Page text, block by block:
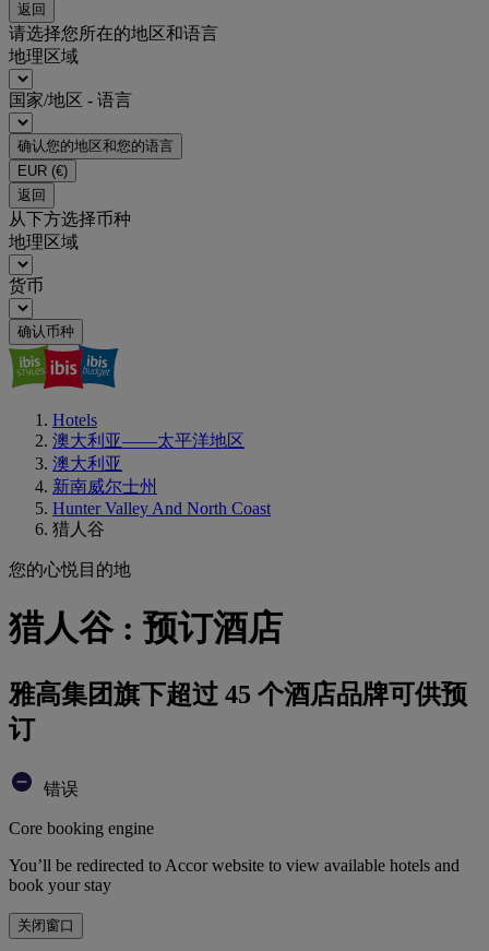
返回
请选择您所在的地区和语言
地理区域
国家/地区 - 语言
确认您的地区和您的语言
EUR (€)
返回
从下方选择币种
地理区域
货币
确认币种
Hotels
澳大利亚——太平洋地区
澳大利亚
新南威尔士州
Hunter Valley And North Coast
猎人谷
您的心悦目的地
猎人谷 : 预订酒店
雅高集团旗下超过 45 个酒店品牌可供预
订
错误
Core booking engine
You’ll be redirected to Accor website to view available hotels and
book your stay
关闭窗口